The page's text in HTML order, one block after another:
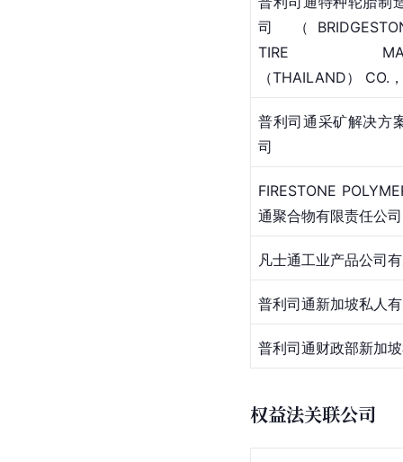
司 （
TIRE
（THAILAND） CO.
普利司通采矿解决方
司
FIRESTONE
通聚合物有限责任公
凡士通工业产品公司
普利司通新加坡私人
普利司通财政部新加
权益法关联公司